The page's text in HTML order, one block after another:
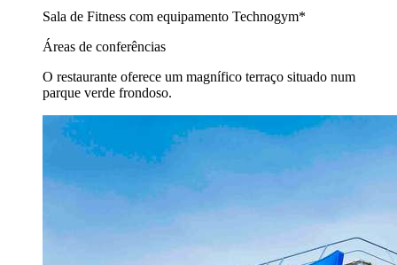
Sala de Fitness com equipamento Technogym*
Áreas de conferências
O restaurante oferece um magnífico terraço situado num
parque verde frondoso.